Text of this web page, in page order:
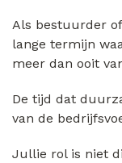
Als bestuurder
lange termijn
meer dan ooit
De tijd dat
van de
Jullie rol is niet